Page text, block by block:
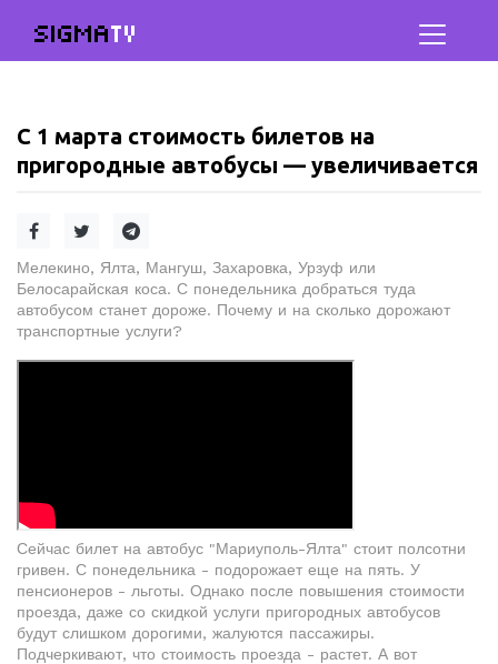
SIGMATV
С 1 марта стоимость билетов на
пригородные автобусы — увеличивается
Мелекино, Ялта, Мангуш, Захаровка, Урзуф или
Белосарайская коса. С понедельника добраться туда
автобусом станет дороже. Почему и на сколько дорожают
транспортные услуги?
Сейчас билет на автобус "Мариуполь-Ялта" стоит полсотни
гривен. С понедельника - подорожает еще на пять. У
пенсионеров - льготы. Однако после повышения стоимости
проезда, даже со скидкой услуги пригородных автобусов
будут слишком дорогими, жалуются пассажиры.
Подчеркивают, что стоимость проезда - растет. А вот